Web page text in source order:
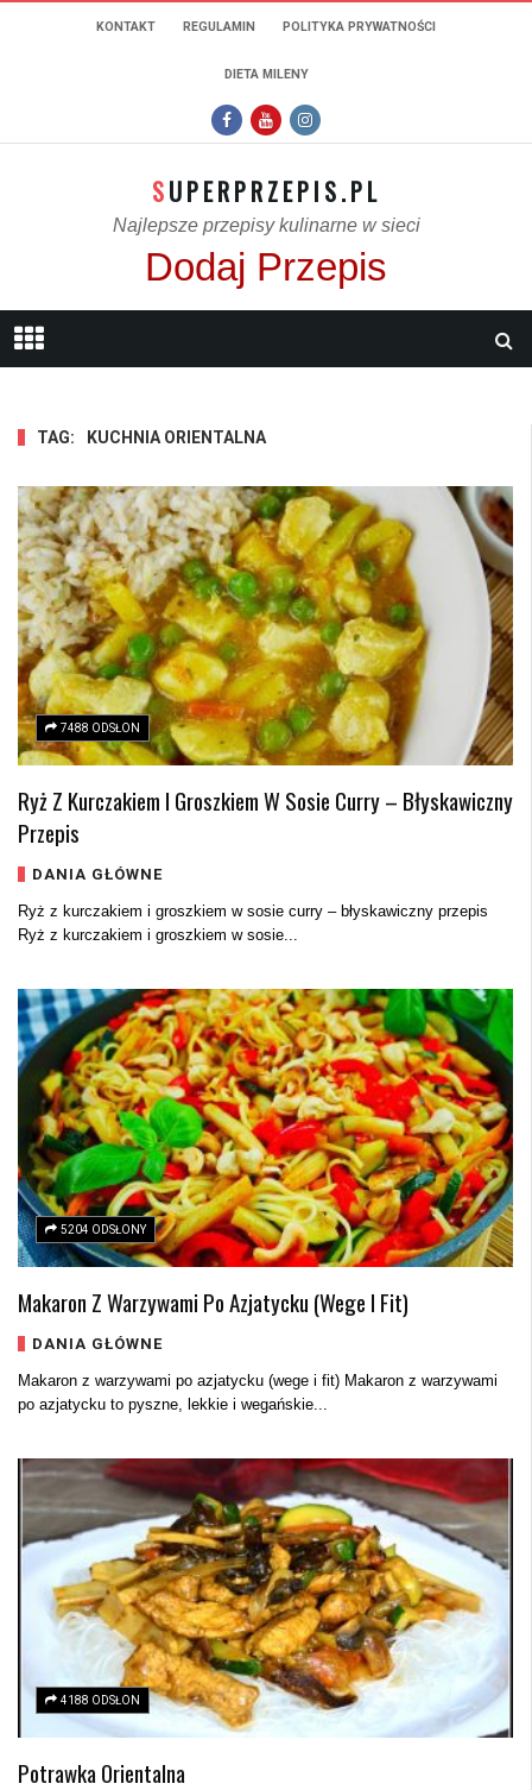
KONTAKT REGULAMIN POLITYKA PRYWATNOŚCI
DIETA MILENY
SUPERPRZEPIS.PL
Najlepsze przepisy kulinarne w sieci
Dodaj Przepis
TAG: KUCHNIA ORIENTALNA
7488 ODSŁON
Ryż Z Kurczakiem I Groszkiem W Sosie Curry – Błyskawiczny
Przepis
DANIA GŁÓWNE
Ryż z kurczakiem i groszkiem w sosie curry – błyskawiczny przepis
Ryż z kurczakiem i groszkiem w sosie...
5204 ODSŁONY
Makaron Z Warzywami Po Azjatycku (wege I Fit)
DANIA GŁÓWNE
Makaron z warzywami po azjatycku (wege i fit) Makaron z warzywami
po azjatycku to pyszne, lekkie i wegańskie...
4188 ODSŁON
Potrawka Orientalna